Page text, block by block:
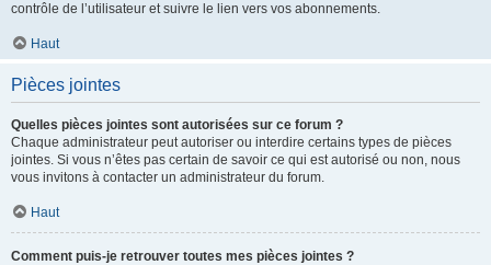
contrôle de l’utilisateur et suivre le lien vers vos abonnements.
Haut
Pièces jointes
Quelles pièces jointes sont autorisées sur ce forum ?
Chaque administrateur peut autoriser ou interdire certains types de pièces
jointes. Si vous n’êtes pas certain de savoir ce qui est autorisé ou non, nous
vous invitons à contacter un administrateur du forum.
Haut
Comment puis-je retrouver toutes mes pièces jointes ?